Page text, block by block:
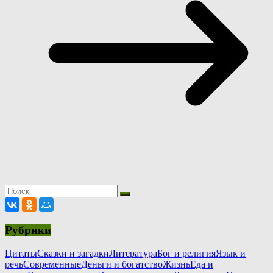
Рубрики
ЦитатыСказки и загадкиЛитератураБог и религияЯзык и
речьСовременныеДеньги и богатствоЖизньЕда и